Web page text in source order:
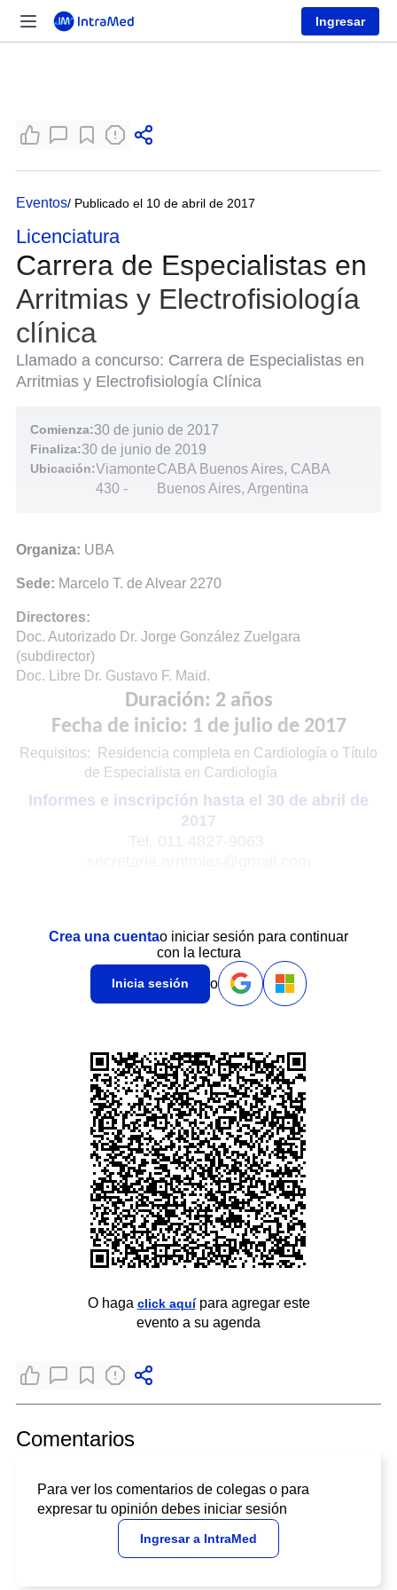
Ingresar
Eventos/ Publicado el 10 de abril de 2017
Licenciatura
Carrera de Especialistas en
Arritmias y Electrofisiología
clínica
Llamado a concurso: Carrera de Especialistas en
Arritmias y Electrofisiología Clínica
Comienza:30 de junio de 2017
Finaliza:30 de junio de 2019
Ubicación:Viamonte
430 -
CABA Buenos Aires, CABA
Buenos Aires, Argentina
Organiza: UBA
Sede: Marcelo T. de Alvear 2270
Directores:
Doc. Autorizado Dr. Jorge González Zuelgara
(subdirector)
Doc. Libre Dr. Gustavo F. Maid.
Duración: 2 años
Fecha de inicio: 1 de julio de 2017
Requisitos:
Residencia completa en Cardiología o Título
de Especialista en Cardiología
Informes e inscripción hasta el 30 de abril de
2017
Crea una cuentao iniciar sesión para continuar
con la lectura
Inicia sesión o
O haga click aquípara agregar este
evento a su agenda
Comentarios
Para ver los comentarios de colegas o para
expresar tu opinión debes iniciar sesión
Ingresar a IntraMed